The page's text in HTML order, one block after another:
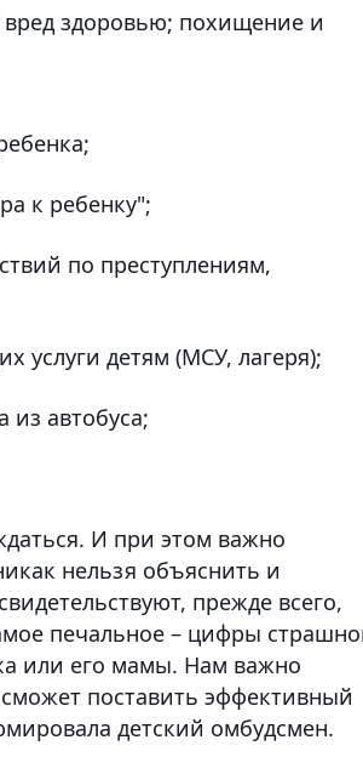
вред здоровью; похищение и
к ребенку";
по преступлениям,
услуги детям (МСУ, лагеря);
из автобуса;
И при этом важно
нельзя объяснить и
прежде всего,
печальное – цифры
или его мамы. Нам важно
поставить эффективный
детский омбудсмен.